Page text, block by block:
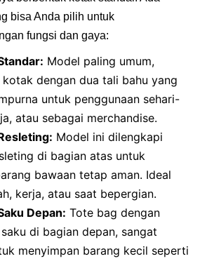
bisa Anda pilih untuk
fungsi dan gaya:
Model paling umum,
dengan dua tali bahu yang
untuk penggunaan sehari-
atau sebagai merchandise.
Model ini dilengkapi
di bagian atas untuk
bawaan tetap aman. Ideal
kerja, atau saat bepergian.
Depan: Tote bag dengan
di bagian depan, sangat
menyimpan barang kecil seperti